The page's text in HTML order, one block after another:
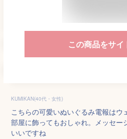
この商品をサイ
KUMIKAN(40代・女性)
こちらの可愛いぬいぐるみ電報はウ
部屋に飾ってもおしゃれ。メッセー
いいですね